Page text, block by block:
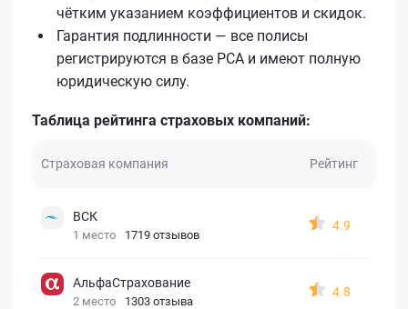
чётким указанием коэффициентов и скидок.
Гарантия подлинности — все полисы
регистрируются в базе РСА и имеют полную
юридическую силу.
Таблица рейтинга страховых компаний:
Страховая компания Рейтинг
ВСК
1 место 1719 отзывов
4.9
АльфаСтрахование
2 место 1303 отзыва
4.8